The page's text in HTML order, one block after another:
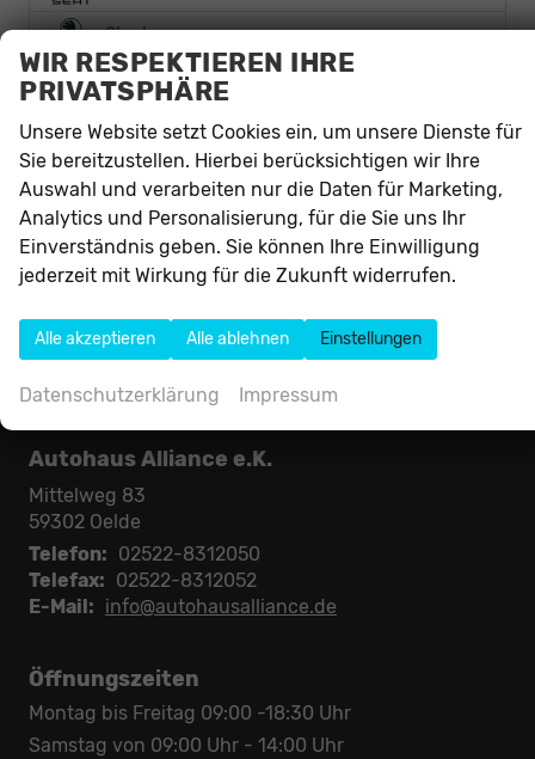
Skoda
Smart
Toyota
Volkswagen
Volvo
Anmelden
Autohaus Alliance e.K.
Mittelweg 83
59302 Oelde
Telefon: 02522-8312050
Telefax: 02522-8312052
E-Mail: info@autohausalliance.de
Öffnungszeiten
Montag bis Freitag 09:00 -18:30 Uhr
Samstag von 09:00 Uhr - 14:00 Uhr
WIR RESPEKTIEREN IHRE
PRIVATSPHÄRE
Unsere Website setzt Cookies ein, um unsere Dienste für
Sie bereitzustellen. Hierbei berücksichtigen wir Ihre
Auswahl und verarbeiten nur die Daten für Marketing,
Analytics und Personalisierung, für die Sie uns Ihr
Einverständnis geben. Sie können Ihre Einwilligung
jederzeit mit Wirkung für die Zukunft widerrufen.
Alle akzeptieren Alle ablehnen Einstellungen
Datenschutzerklärung Impressum